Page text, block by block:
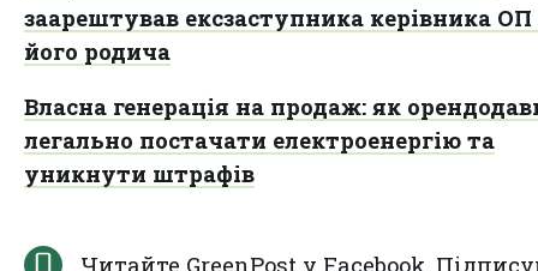
заарештував ексзаступника керівника ОП
його родича
Власна генерація на продаж: як
легально постачати електроенергію та
уникнути штрафів
Читайте GreenPost у Facebook.